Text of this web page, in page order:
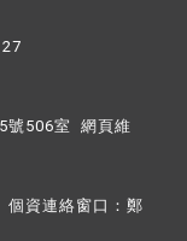
號506室 網頁維
個資連絡窗口： 鄭